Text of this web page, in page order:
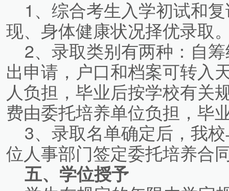
1、综合考生入学初试和
现、身体健康状况择优录取
2、录取类别有两种：自
出申请，户口和档案可转入
人负担，毕业后按学校有
费由委托培养单位负担，毕
3、录取名单确定后，我
位人事部门签定委托培养合
五、学位授予